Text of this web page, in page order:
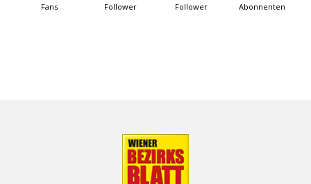
Fans Follower Follower Abonnenten